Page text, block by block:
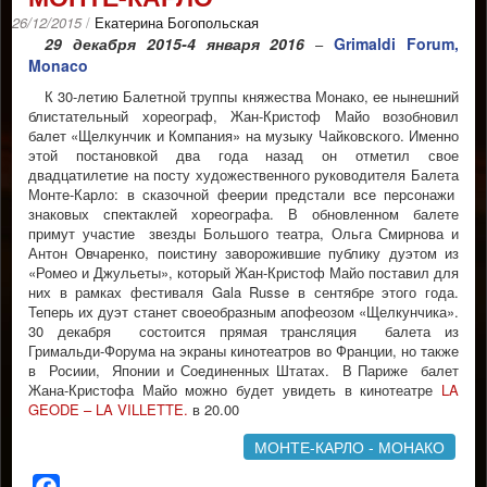
26/12/2015 / Екатерина Богопольская
29 декабря 2015-4 января 2016 –Grimaldi Forum,
Monaco
К 30-летию Балетной труппы княжества Монако, ее нынешний
блистательный хореограф, Жан-Кристоф Майо возобновил
балет «Щелкунчик и Компания» на музыку Чайковского. Именно
этой постановкой два года назад он отметил свое
двадцатилетие на посту художественного руководителя Балета
Монте-Карло: в сказочной феерии предстали все персонажи
знаковых спектаклей хореографа. В обновленном балете
примут участие звезды Большого театра, Ольга Смирнова и
Антон Овчаренко, поистину заворожившие публику дуэтом из
«Ромео и Джульеты», который Жан-Кристоф Майо поставил для
них в рамках фестиваля Gala Russe в сентябре этого года.
Теперь их дуэт станет своеобразным апофеозом «Щелкунчика».
30 декабря состоится прямая трансляция балета из
Гримальди-Форума на экраны кинотеатров во Франции, но также
в Росиии, Японии и Соединенных Штатах. В Париже балет
Жана-Кристофа Майо можно будет увидеть в кинотеатре LA
GEODE – LA VILLETTE. в 20.00
МОНТЕ-КАРЛО - МОНАКО